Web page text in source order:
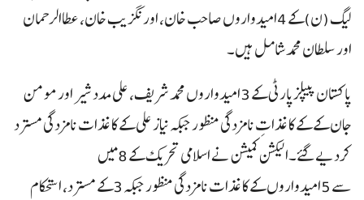
لیگ (ن)کے 4امیدواروں صاحب خان، اورنگزیب خان، عطاالرحمان
اور سلطان محمد شامل ہیں۔
پاکستان پیپلزپارٹی کے 3امیدواروں محمد شریف، علی مدد شیر اور مومن
جان کے کے کاغذاتِ نامزدگی منظور جبکہ نیاز علی کے کاغذات نامزدگی مسترد
کردیے گئے۔الیکشن کمیشن نے اسلامی تحریک کے 8میں
سے 5امیدواروں کے کاغذات نامزدگی منظور جبکہ 3کے مسترد، استحکام